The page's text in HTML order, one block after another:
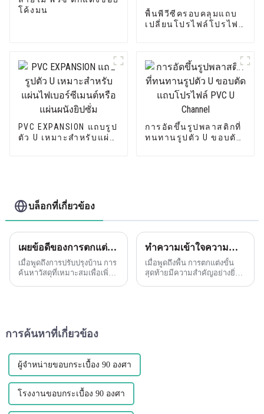
โค้งมน
พื้นพีวีซีครอบคลุมแถบ
เปลี่ยนโปรไฟล์โปรไฟล์
PVC EXPANSION แถบรูป
ตัว U เหมาะสำหรับแผ่น
การอัดขึ้นรูปพลาสติกที่
ทนทานรูปตัว U ขอบตัด
บล็อกที่เกี่ยวข้อง
เผยข้อดีของการตกแต่งขอบมุม PVC ลายไม้ Leguwe ยืดหยุ่นรูปตัว L
เมื่อพูดถึงการปรับปรุงบ้าน การ
ค้นหาวัสดุที่เหมาะสมเพื่อเพิ่ม
ทำความเข้าใจความสำคัญของโปรไฟล์การเปลี่ยนสำหรับพื้นจับคู่
เมื่อพูดถึงพื้น การตกแต่งขั้น
สุดท้ายมีความสำคัญอย่างยิ่ง
การค้นหาที่เกี่ยวข้อง
ผู้จำหน่ายขอบกระเบื้อง 90 องศา
โรงงานขอบกระเบื้อง 90 องศา